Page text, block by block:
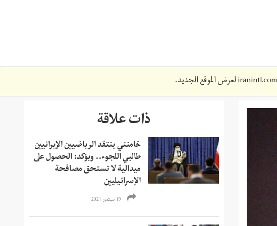
iranintl.comلعرض الموقع الجديد.
ذات علاقة
خامنئي ينتقد الرياضيين الإيرانيين
طالبي اللجوء.. ويؤكد: الحصول على
ميدالية لا تستحق مصافحة
الإسرائيليين
19 سبتمبر 2021